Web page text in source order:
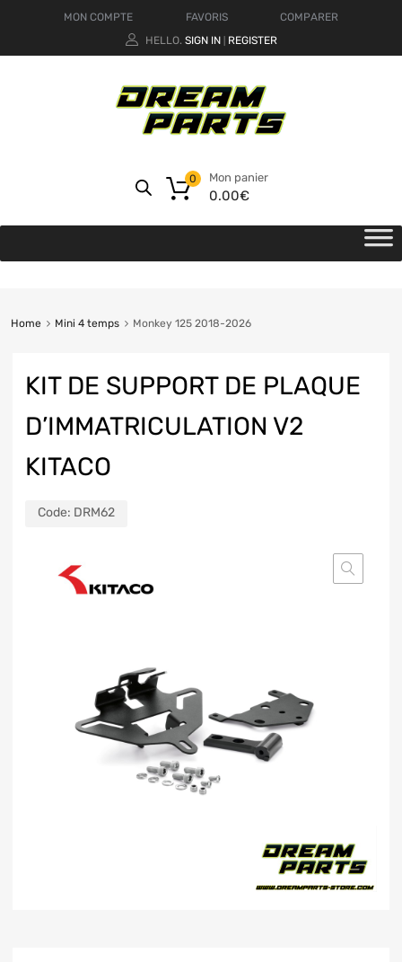
MON COMPTE FAVORIS
COMPARER
HELLO. SIGN IN REGISTER
Mon panier
0.00€
0
Home Mini 4 temps Monkey 125 2018-2026
KIT DE SUPPORT DE PLAQUE
D’IMMATRICULATION V2
KITACO
Code: DRM62